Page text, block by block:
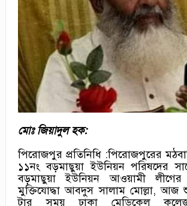
মোঃ জিয়াদুল হক:
পিরোজপুর প্রতিনিধি :পিরোজপুরের
১১নং বড়মাছুয়া ইউনিয়ন পরিষদের
বড়মাছুয়া ইউনিয়ন আওয়ামী
মুক্তিযোদ্ধা আবদুস সালাম মোল্লা, আজ
টার সময় ঢাকা মেডিকেল কলেজ